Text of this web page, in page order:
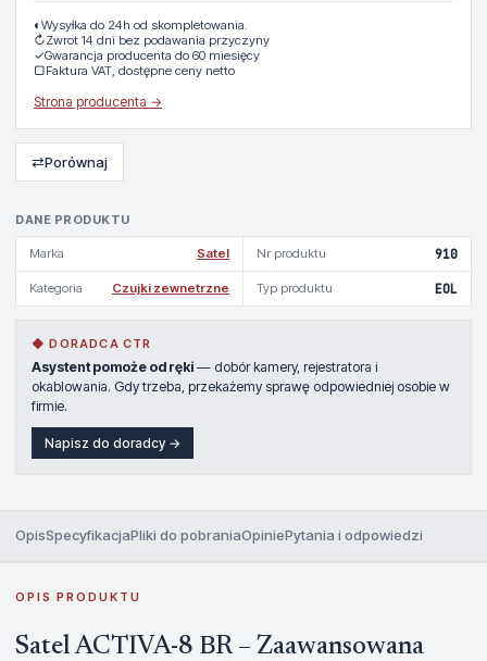
DANE PRODUKTU
Marka Satel Nr produktu 910
Kategoria Czujki zewnetrzne Typ produktu EOL
◆ DORADCA CTR
Asystent pomoże od ręki — dobór kamery, rejestratora i
okablowania. Gdy trzeba, przekażemy sprawę odpowiedniej osobie w
firmie.
Napisz do doradcy →
◐ Wysyłka do 24h od skompletowania.
↻Zwrot 14 dni bez podawania przyczyny
✓Gwarancja producenta do 60 miesięcy
▢Faktura VAT, dostępne ceny netto
Strona producenta →
⇄Porównaj
OpisSpecyfikacjaPliki do pobraniaOpiniePytania i odpowiedzi
OPIS PRODUKTU
Satel ACTIVA-8 BR – Zaawansowana